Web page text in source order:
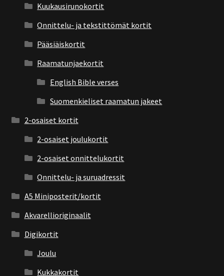
Kuukausirunokortit
Onnittelu- ja tekstittömät kortit
Pääsiäiskortit
Raamatunjaekortit
English Bible verses
Suomenkieliset raamatun jakeet
2-osaiset kortit
2-osaiset joulukortit
2-osaiset onnittelukortit
Onnittelu- ja suruadressit
A5 Miniposterit/kortit
Akvarellioriginaalit
Digikortit
Joulu
Kukkakortit